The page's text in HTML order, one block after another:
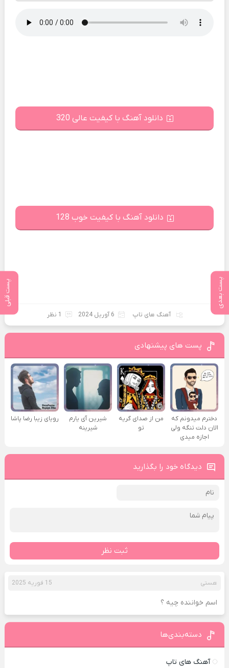
پست بعدی پست قبلی
دانلود آهنگ با کیفیت عالی 320
دانلود آهنگ با کیفیت خوب 128
آهنگ های تاپ 6 آوریل 2024 1 نظر
پست های پیشنهادی
دخترم میدونم که
الان دلت تنگه ولی
اجازه میدی
من از صدای گريه
تو
شیرین آی یارم
شیرینه
رویای زیبا رضا پاشا
دیدگاه خود را بگذارید
ثبت نظر
هستی 15 فوریه 2025
اسم خواننده چیه ؟
دسته‌بندی‌ها
آهنگ های تاپ